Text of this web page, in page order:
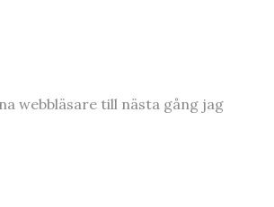
webbläsare till nästa gång jag